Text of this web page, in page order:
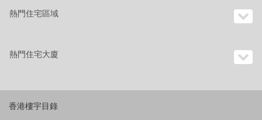
熱門住宅區域
熱門住宅大廈
香港樓宇目錄